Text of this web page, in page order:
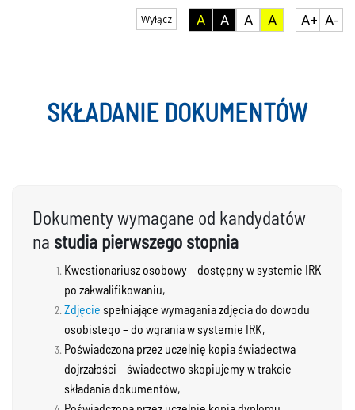
A-
A+
A
A
A
A
Wyłącz
SKŁADANIE DOKUMENTÓW
Dokumenty wymagane od kandydatów
na studia pierwszego stopnia
Kwestionariusz osobowy – dostępny w systemie IRK
po zakwalifikowaniu,
Zdjęcie spełniające wymagania zdjęcia do dowodu
osobistego – do wgrania w systemie IRK,
Poświadczona przez uczelnię kopia świadectwa
dojrzałości – świadectwo skopiujemy w trakcie
składania dokumentów,